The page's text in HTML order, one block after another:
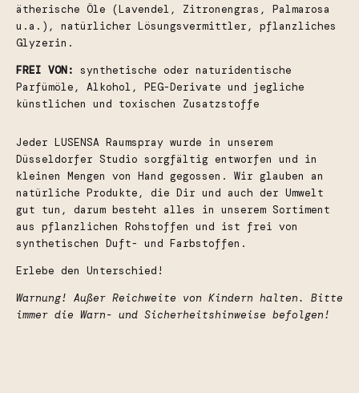
ätherische Öle (Lavendel, Zitronengras, Palmarosa
u.a.), natürlicher Lösungsvermittler, pflanzliches
Glyzerin.
FREI VON: synthetische oder naturidentische
Parfümöle, Alkohol, PEG-Derivate und jegliche
künstlichen und toxischen Zusatzstoffe
Jeder LUSENSA Raumspray wurde in unserem
Düsseldorfer Studio sorgfältig entworfen und in
kleinen Mengen von Hand gegossen. Wir glauben an
natürliche Produkte, die Dir und auch der Umwelt
gut tun, darum besteht alles in unserem Sortiment
aus pflanzlichen Rohstoffen und ist frei von
synthetischen Duft- und Farbstoffen.
Erlebe den Unterschied!
Warnung! Außer Reichweite von Kindern halten. Bitte
immer die Warn- und Sicherheitshinweise befolgen!